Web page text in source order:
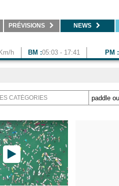
PRÉVISIONS NEWS
h BM :05:03 - 17:41 PM :